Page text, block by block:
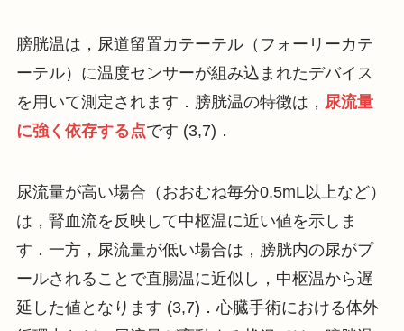
膀胱温は，尿道留置カテーテル（フォーリーカテ
ーテル）に温度センサーが組み込まれたデバイス
を用いて測定されます．膀胱温の特徴は， 尿流量
に強く依存する点です (3,7)．
尿流量が高い場合（おおむね毎分0.5mL以上など）
は，腎血流を反映して中枢温に近い値を示しま
す．一方，尿流量が低い場合は，膀胱内の尿がプ
ールされることで直腸温に近似し，中枢温から遅
延した値となります (3,7)．心臓手術における体外